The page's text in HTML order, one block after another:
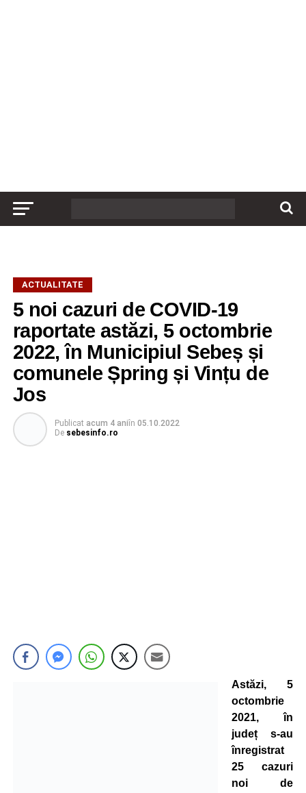
ACTUALITATE
5 noi cazuri de COVID-19
raportate astăzi, 5 octombrie
2022, în Municipiul Sebeș și
comunele Șpring și Vințu de
Jos
Publicat acum 4 aniîn 05.10.2022
De sebesinfo.ro
Astăzi, 5
octombrie
2021, în
județ s-au
înregistrat
25 cazuri
noi de